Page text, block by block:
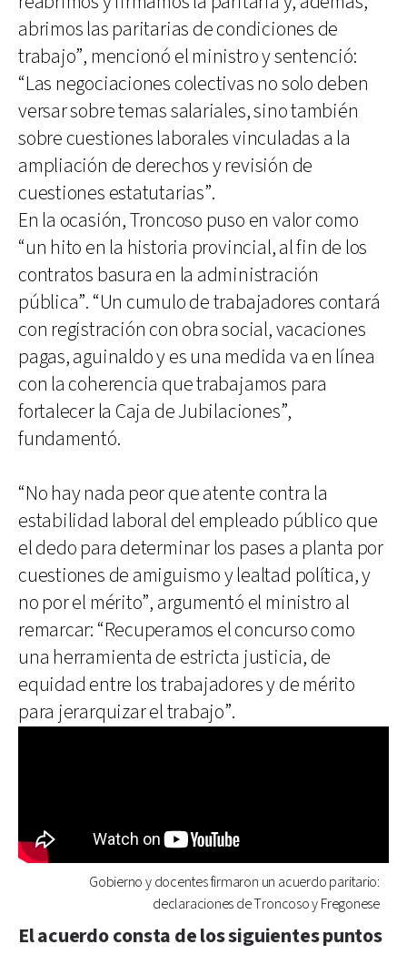
abrimos las paritarias de condiciones de
trabajo”, mencionó el ministro y sentenció:
“Las negociaciones colectivas no solo deben
versar sobre temas salariales, sino también
sobre cuestiones laborales vinculadas a la
ampliación de derechos y revisión de
cuestiones estatutarias”.
En la ocasión, Troncoso puso en valor como
“un hito en la historia provincial, al fin de los
contratos basura en la administración
pública”. “Un cumulo de trabajadores contará
con registración con obra social, vacaciones
pagas, aguinaldo y es una medida va en línea
con la coherencia que trabajamos para
fortalecer la Caja de Jubilaciones”,
fundamentó.
“No hay nada peor que atente contra la
estabilidad laboral del empleado público que
el dedo para determinar los pases a planta por
cuestiones de amiguismo y lealtad política, y
no por el mérito”, argumentó el ministro al
remarcar: “Recuperamos el concurso como
una herramienta de estricta justicia, de
equidad entre los trabajadores y de mérito
para jerarquizar el trabajo”.
Gobierno y docentes firmaron un acuerdo paritario:
declaraciones de Troncoso y Fregonese
El acuerdo consta de los siguientes puntos